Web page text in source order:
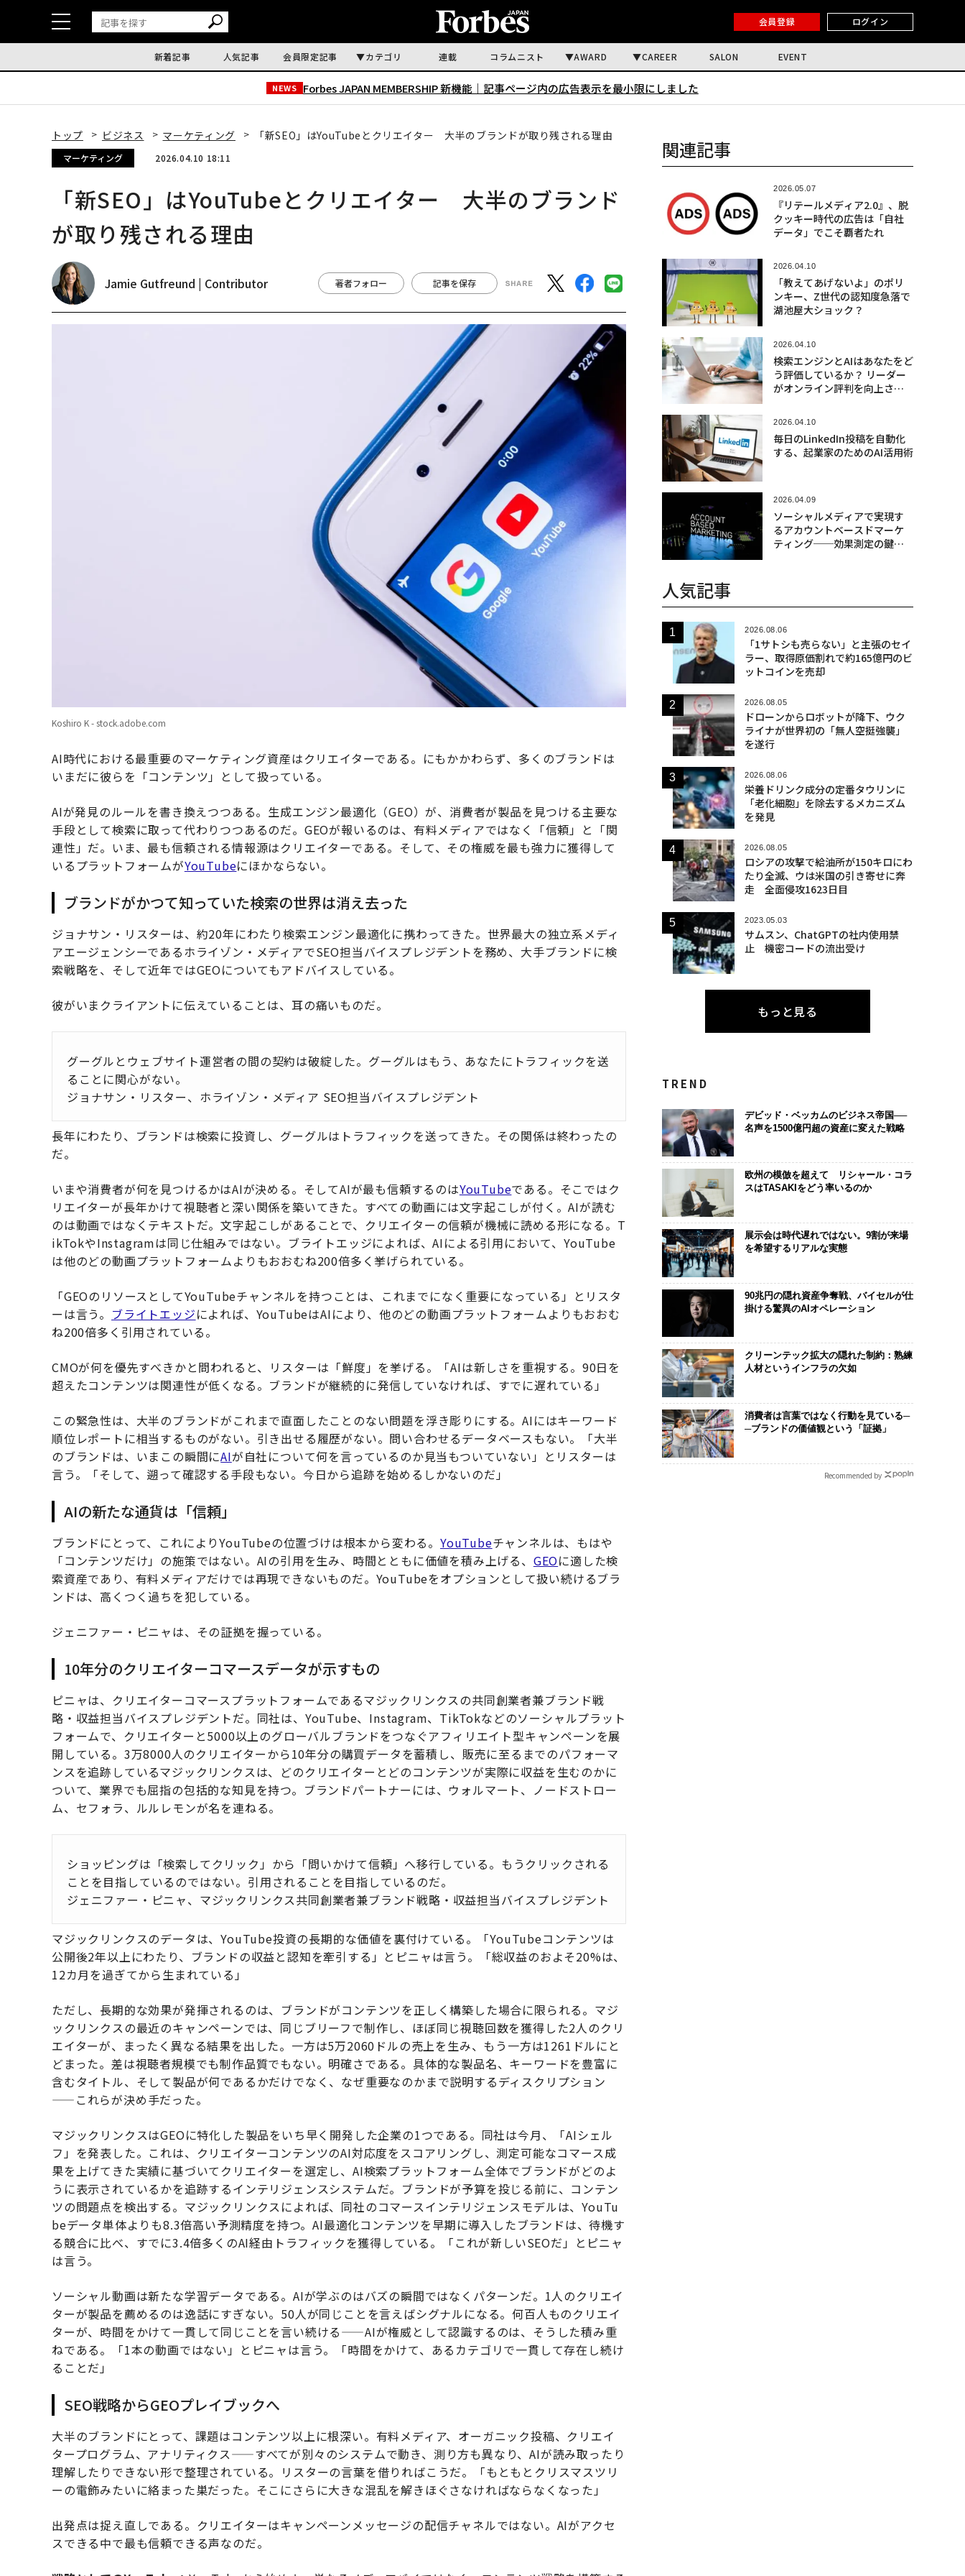
会員登録 ログイン
新着記事 人気記事 会員限定記事 カテゴリ 連載 コラムニスト AWARD CAREER SALON EVENT
NEWS Forbes JAPAN MEMBERSHIP 新機能｜ 記事ページ内の広告表示を最小限にしました
トップ ビジネス マーケティング 「新SEO」はYouTubeとクリエイター 大半のブランドが取り残される理由
マーケティング 2026.04.10 18:11
「新SEO」はYouTubeとクリエイター 大半のブランド
が取り残される理由
Jamie Gutfreund | Contributor 著者フォロー 記事を保存
Koshiro K - stock.adobe.com
AI時代における最重要のマーケティング資産はクリエイターである。にもかかわらず、多くのブランドは
いまだに彼らを「コンテンツ」として扱っている。
AIが発見のルールを書き換えつつある。生成エンジン最適化（GEO）が、消費者が製品を見つける主要な
手段として検索に取って代わりつつあるのだ。GEOが報いるのは、有料メディアではなく「信頼」と「関
連性」だ。いま、最も信頼される情報源はクリエイターである。そして、その権威を最も強力に獲得して
いるプラットフォームがYouTubeにほかならない。
ブランドがかつて知っていた検索の世界は消え去った
ジョナサン・リスターは、約20年にわたり検索エンジン最適化に携わってきた。世界最大の独立系メディ
アエージェンシーであるホライゾン・メディアでSEO担当バイスプレジデントを務め、大手ブランドに検
索戦略を、そして近年ではGEOについてもアドバイスしている。
彼がいまクライアントに伝えていることは、耳の痛いものだ。
グーグルとウェブサイト運営者の間の契約は破綻した。グーグルはもう、あなたにトラフィックを送
ることに関心がない。
ジョナサン・リスター、ホライゾン・メディア SEO担当バイスプレジデント
長年にわたり、ブランドは検索に投資し、グーグルはトラフィックを送ってきた。その関係は終わったの
だ。
いまや消費者が何を見つけるかはAIが決める。そしてAIが最も信頼するのはYouTubeである。そこではク
リエイターが長年かけて視聴者と深い関係を築いてきた。すべての動画には文字起こしが付く。AIが読む
のは動画ではなくテキストだ。文字起こしがあることで、クリエイターの信頼が機械に読める形になる。T
ikTokやInstagramは同じ仕組みではない。ブライトエッジによれば、AIによる引用において、YouTube
は他のどの動画プラットフォームよりもおおむね200倍多く挙げられている。
「GEOのリソースとしてYouTubeチャンネルを持つことは、これまでになく重要になっている」とリスタ
ーは言う。 ブライトエッジによれば、YouTubeはAIにより、他のどの動画プラットフォームよりもおおむ
ね200倍多く引用されている。
CMOが何を優先すべきかと問われると、リスターは「鮮度」を挙げる。「AIは新しさを重視する。90日を
超えたコンテンツは関連性が低くなる。ブランドが継続的に発信していなければ、すでに遅れている」
この緊急性は、大半のブランドがこれまで直面したことのない問題を浮き彫りにする。AIにはキーワード
順位レポートに相当するものがない。引き出せる履歴がない。問い合わせるデータベースもない。「大半
のブランドは、いまこの瞬間にAIが自社について何を言っているのか見当もついていない」とリスターは
言う。「そして、遡って確認する手段もない。今日から追跡を始めるしかないのだ」
AIの新たな通貨は「信頼」
ブランドにとって、これによりYouTubeの位置づけは根本から変わる。 YouTubeチャンネルは、もはや
「コンテンツだけ」の施策ではない。AIの引用を生み、時間とともに価値を積み上げる、 GEOに適した検
索資産であり、有料メディアだけでは再現できないものだ。YouTubeをオプションとして扱い続けるブラ
ンドは、高くつく過ちを犯している。
ジェニファー・ピニャは、その証拠を握っている。
10年分のクリエイターコマースデータが示すもの
ピニャは、クリエイターコマースプラットフォームであるマジックリンクスの共同創業者兼ブランド戦
略・収益担当バイスプレジデントだ。同社は、YouTube、Instagram、TikTokなどのソーシャルプラット
フォームで、クリエイターと5000以上のグローバルブランドをつなぐアフィリエイト型キャンペーンを展
開している。3万8000人のクリエイターから10年分の購買データを蓄積し、販売に至るまでのパフォーマ
ンスを追跡しているマジックリンクスは、どのクリエイターとどのコンテンツが実際に収益を生むのかに
ついて、業界でも屈指の包括的な知見を持つ。ブランドパートナーには、ウォルマート、ノードストロー
ム、セフォラ、ルルレモンが名を連ねる。
ショッピングは「検索してクリック」から「問いかけて信頼」へ移行している。もうクリックされる
ことを目指しているのではない。引用されることを目指しているのだ。
ジェニファー・ピニャ、マジックリンクス共同創業者兼ブランド戦略・収益担当バイスプレジデント
マジックリンクスのデータは、YouTube投資の長期的な価値を裏付けている。「YouTubeコンテンツは
公開後2年以上にわたり、ブランドの収益と認知を牽引する」とピニャは言う。「総収益のおよそ20%は、
12カ月を過ぎてから生まれている」
ただし、長期的な効果が発揮されるのは、ブランドがコンテンツを正しく構築した場合に限られる。マジ
ックリンクスの最近のキャンペーンでは、同じブリーフで制作し、ほぼ同じ視聴回数を獲得した2人のクリ
エイターが、まったく異なる結果を出した。一方は5万2060ドルの売上を生み、もう一方は1261ドルにと
どまった。差は視聴者規模でも制作品質でもない。明確さである。具体的な製品名、キーワードを豊富に
含むタイトル、そして製品が何であるかだけでなく、なぜ重要なのかまで説明するディスクリプション
——これらが決め手だった。
マジックリンクスはGEOに特化した製品をいち早く開発した企業の1つである。同社は今月、「AIシェル
フ」を発表した。これは、クリエイターコンテンツのAI対応度をスコアリングし、測定可能なコマース成
果を上げてきた実績に基づいてクリエイターを選定し、AI検索プラットフォーム全体でブランドがどのよ
うに表示されているかを追跡するインテリジェンスシステムだ。ブランドが予算を投じる前に、コンテン
ツの問題点を検出する。マジックリンクスによれば、同社のコマースインテリジェンスモデルは、YouTu
beデータ単体よりも8.3倍高い予測精度を持つ。AI最適化コンテンツを早期に導入したブランドは、待機す
る競合に比べ、すでに3.4倍多くのAI経由トラフィックを獲得している。「これが新しいSEOだ」とピニャ
は言う。
ソーシャル動画は新たな学習データである。AIが学ぶのはバズの瞬間ではなくパターンだ。1人のクリエイ
ターが製品を薦めるのは逸話にすぎない。50人が同じことを言えばシグナルになる。何百人ものクリエイ
ターが、時間をかけて一貫して同じことを言い続ける——AIが権威として認識するのは、そうした積み重
ねである。「1本の動画ではない」とピニャは言う。「時間をかけて、あるカテゴリで一貫して存在し続け
ることだ」
SEO戦略からGEOプレイブックへ
大半のブランドにとって、課題はコンテンツ以上に根深い。有料メディア、オーガニック投稿、クリエイ
タープログラム、アナリティクス——すべてが別々のシステムで動き、測り方も異なり、AIが読み取ったり
理解したりできない形で整理されている。リスターの言葉を借りればこうだ。「もともとクリスマスツリ
ーの電飾みたいに絡まった巣だった。そこにさらに大きな混乱を解きほぐさなければならなくなった」
出発点は捉え直しである。クリエイターはキャンペーンメッセージの配信チャネルではない。AIがアクセ
スできる中で最も信頼できる声なのだ。
関連記事
2026.05.07
『リテールメディア2.0』、脱
クッキー時代の広告は「自社
データ」でこそ覇者たれ
2026.04.10
「教えてあげないよ」のポリ
ンキー、Z世代の認知度急落で
湖池屋大ショック？
2026.04.10
検索エンジンとAIはあなたをど
う評価しているか？ リーダー
がオンライン評判を向上させ
2026.04.10
毎日のLinkedIn投稿を自動化
する、起業家のためのAI活用術
2026.04.09
ソーシャルメディアで実現す
るアカウントベースドマーケ
ティング──効果測定の鍵と
人気記事
2026.08.06
「1サトシも売らない」と主張のセイ
ラー、取得原価割れで約165億円のビ
ットコインを売却
2026.08.05
ドローンからロボットが降下、ウク
ライナが世界初の「無人空挺強襲」
を遂行
2026.08.06
栄養ドリンク成分の定番タウリンに
「老化細胞」を除去するメカニズム
を発見
2026.08.05
ロシアの攻撃で給油所が150キロにわ
たり全滅、ウは米国の引き寄せに奔
走 全面侵攻1623日目
2023.05.03
サムスン、ChatGPTの社内使用禁
止 機密コードの流出受け
もっと見る
TREND
デビッド・ベッカムのビジネス帝国──
名声を1500億円超の資産に変えた戦略
欧州の模倣を超えて リシャール・コラ
スはTASAKIをどう率いるのか
展示会は時代遅れではない。9割が来場
を希望するリアルな実態
90兆円の隠れ資産争奪戦、バイセルが仕
掛ける驚異のAIオペレーション
クリーンテック拡大の隠れた制約：熟練
人材というインフラの欠如
消費者は言葉ではなく行動を見ている─
─ブランドの価値観という「証拠」
Recommended by